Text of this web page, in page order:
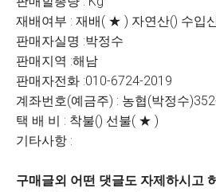
재배여부 : 재배( ★ ) 자연산() 수입
판매자실명 :박정수
판매지역 :해남
판매자전화 :010-6724-2019
계좌번호(예금주) : 농협(박정수
택 배 비 : 착불() 선불( ★ )
기타사항 :
구매글외 어떤 댓글도 자제하시고